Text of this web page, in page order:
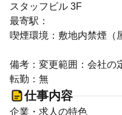
スタッフビル 3F
最寄駅：
喫煙環境：敷地内禁煙（
備考：変更範囲：会社の
転勤：無
仕事内容
企業・求人の特色